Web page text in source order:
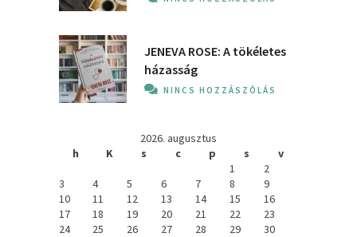
JENEVA ROSE: A ​tökéletes
házasság
NINCS HOZZÁSZÓLÁS
2026. augusztus
h
K s c p s
v
1
2
3
4 5 6 7 8
9
10
11 12 13 14 15
16
17
18 19 20 21 22
23
24
25 26 27 28 29
30